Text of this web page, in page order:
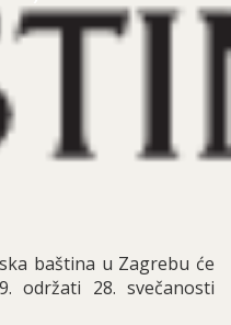
baština u Zagrebu će
održati 28. svečanosti